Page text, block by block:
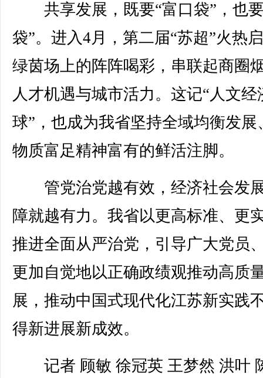
共享发展，既要“富口袋”，也
袋”。进入4月，第二届“苏超”火热
绿茵场上的阵阵喝彩，串联起商圈
人才机遇与城市活力。这记“人文经
球”，也成为我省坚持全域均衡发展
物质富足精神富有的鲜活注脚。
管党治党越有效，经济社会发
障就越有力。我省以更高标准、更
推进全面从严治党，引导广大党员
更加自觉地以正确政绩观推动高质
展，推动中国式现代化江苏新实践
得新进展新成效。
记者 顾敏 徐冠英 王梦然 洪叶